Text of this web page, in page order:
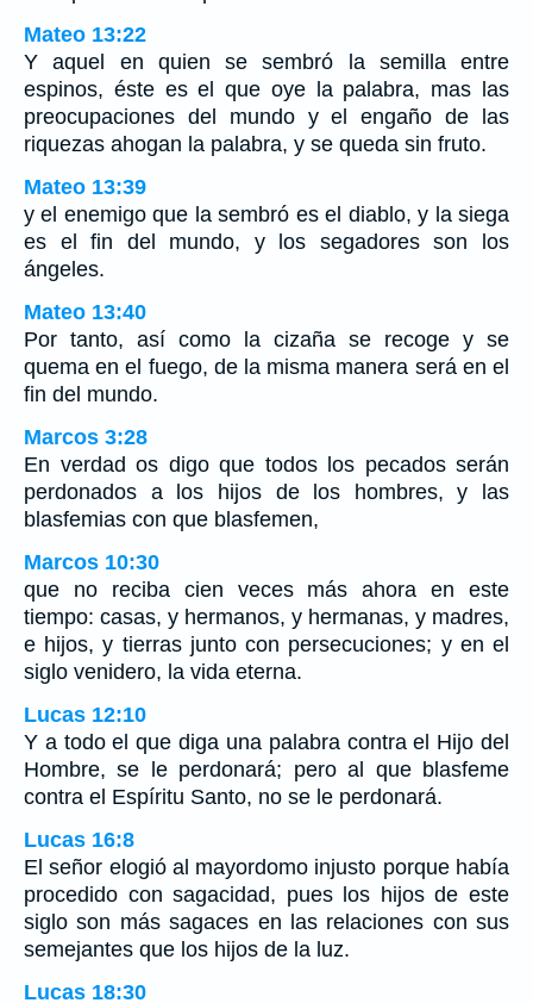
Mateo 13:22
Y aquel en quien se sembró la semilla entre
espinos, éste es el que oye la palabra, mas las
preocupaciones del mundo y el engaño de las
riquezas ahogan la palabra, y se queda sin fruto.
Mateo 13:39
y el enemigo que la sembró es el diablo, y la siega
es el fin del mundo, y los segadores son los
ángeles.
Mateo 13:40
Por tanto, así como la cizaña se recoge y se
quema en el fuego, de la misma manera será en el
fin del mundo.
Marcos 3:28
En verdad os digo que todos los pecados serán
perdonados a los hijos de los hombres, y las
blasfemias con que blasfemen,
Marcos 10:30
que no reciba cien veces más ahora en este
tiempo: casas, y hermanos, y hermanas, y madres,
e hijos, y tierras junto con persecuciones; y en el
siglo venidero, la vida eterna.
Lucas 12:10
Y a todo el que diga una palabra contra el Hijo del
Hombre, se le perdonará; pero al que blasfeme
contra el Espíritu Santo, no se le perdonará.
Lucas 16:8
El señor elogió al mayordomo injusto porque había
procedido con sagacidad, pues los hijos de este
siglo son más sagaces en las relaciones con sus
semejantes que los hijos de la luz.
Lucas 18:30